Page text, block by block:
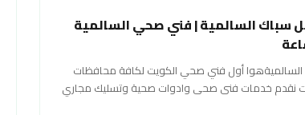
سباك السالمية | فني صحي السالمية
أول فني صحي الكويت لكافة محافظات
نقدم خدمات فنى صحى وادوات صحية وتسليك مجاري